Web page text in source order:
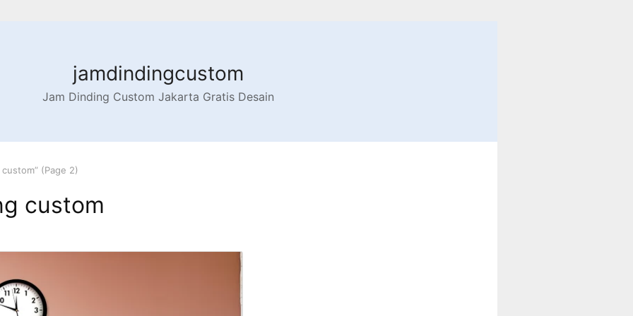
jamdindingcustom
Jam Dinding Custom Jakarta Gratis Desain
(Page 2)
custom